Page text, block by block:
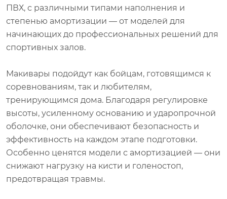
ПВХ, с различными типами наполнения и
степенью амортизации — от моделей для
начинающих до профессиональных решений для
спортивных залов.
Макивары подойдут как бойцам, готовящимся к
соревнованиям, так и любителям,
тренирующимся дома. Благодаря регулировке
высоты, усиленному основанию и ударопрочной
оболочке, они обеспечивают безопасность и
эффективность на каждом этапе подготовки.
Особенно ценятся модели с амортизацией — они
снижают нагрузку на кисти и голеностоп,
предотвращая травмы.